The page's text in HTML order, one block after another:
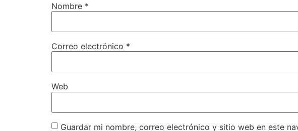
Nombre *
Correo electrónico *
Web
Guardar mi nombre, correo electrónico y sitio web en este